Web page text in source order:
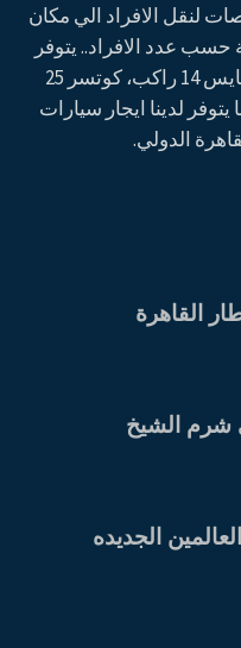
لنقل الافراد الي مكان
عدد الافراد.. يتوفر
لدينا فان اتش وان 7 راكب، تويوتا هايس 14 راكب، كوتسر 25
/ 50 راكب. كما يتوفر لدينا ايجار سيارات
الدولي.
القاهرة
شرم الشيخ
الجديده